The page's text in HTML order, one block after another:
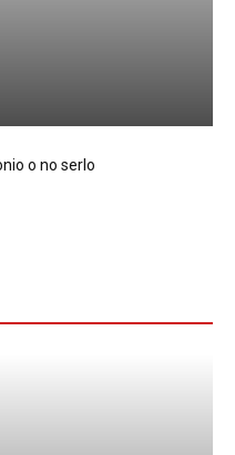
o no serlo